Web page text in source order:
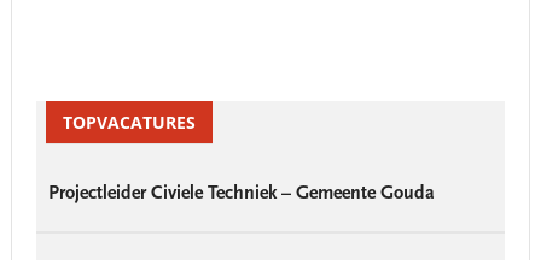
SidebarTOPVACATURES
Projectleider Civiele Techniek – Gemeente Gouda